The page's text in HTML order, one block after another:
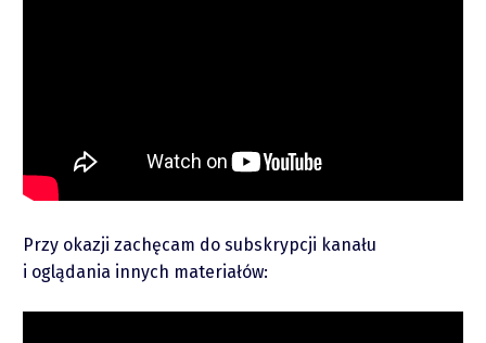
piotrek.zajac@pm.me
Przy okazji zachęcam do subskrypcji kanału
i oglądania innych materiałów: